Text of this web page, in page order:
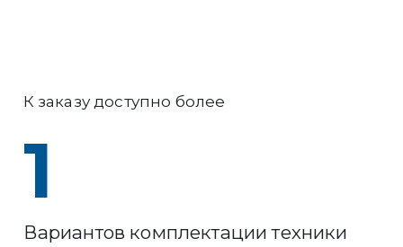
К заказу доступно более
1
Вариантов комплектации техники